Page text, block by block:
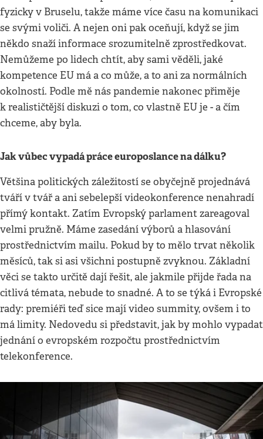
fyzicky v Bruselu, takže máme více času na komunikaci
se svými voliči. A nejen oni pak oceňují, když se jim
někdo snaží informace srozumitelně zprostředkovat.
Nemůžeme po lidech chtít, aby sami věděli, jaké
kompetence EU má a co může, a to ani za normálních
okolností. Podle mě nás pandemie nakonec přiměje
k realističtější diskuzi o tom, co vlastně EU je - a čím
chceme, aby byla.
Jak vůbec vypadá práce europoslance na dálku?
Většina politických záležitostí se obyčejně projednává
tváří v tvář a ani sebelepší videokonference nenahradí
přímý kontakt. Zatím Evropský parlament zareagoval
velmi pružně. Máme zasedání výborů a hlasování
prostřednictvím mailu. Pokud by to mělo trvat několik
měsíců, tak si asi všichni postupně zvyknou. Základní
věci se takto určitě dají řešit, ale jakmile přijde řada na
citlivá témata, nebude to snadné. A to se týká i Evropské
rady: premiéři teď sice mají video summity, ovšem i to
má limity. Nedovedu si představit, jak by mohlo vypadat
jednání o evropském rozpočtu prostřednictvím
telekonference.